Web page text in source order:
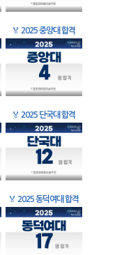
🏅 2025 중앙대 합격
🏅 2025 단국대 합격
🏅 2025 동덕여대 합격